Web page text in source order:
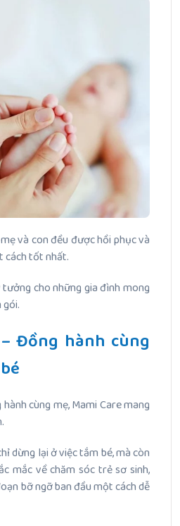
và con đều được hồi phục và
cách tốt nhất.
cho những gia đình mong
Đồng hành cùng
cùng mẹ, Mami Care mang
dừng lại ở việc tắm bé, mà còn
mắc về chăm sóc trẻ sơ sinh,
bỡ ngỡ ban đầu một cách dễ